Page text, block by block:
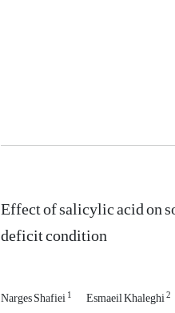
Effect of salicylic acid on
deficit condition
Narges Shafiei1 Esmaeil Khaleghi2